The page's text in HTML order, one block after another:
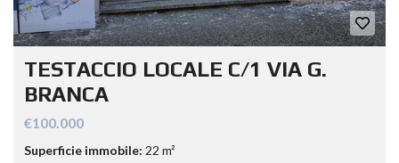
TESTACCIO LOCALE C/1 VIA G.
BRANCA
€100.000
Superficie immobile: 22 m²